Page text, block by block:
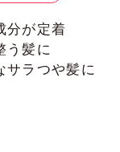
分が定着
う髪に
サラつや髪に